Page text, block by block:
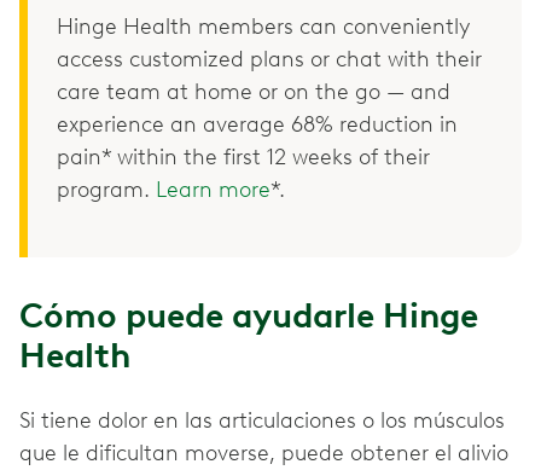
Hinge Health members can conveniently
access customized plans or chat with their
care team at home or on the go — and
experience an average 68% reduction in
pain* within the first 12 weeks of their
program. Learn more*.
Cómo puede ayudarle Hinge
Health
Si tiene dolor en las articulaciones o los músculos
que le dificultan moverse, puede obtener el alivio